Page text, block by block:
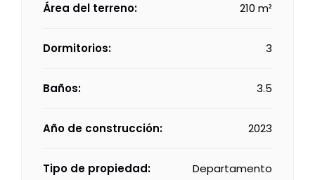
Área del terreno: 210 m²
Dormitorios: 3
Baños: 3.5
Año de construcción: 2023
Tipo de propiedad: Departamento